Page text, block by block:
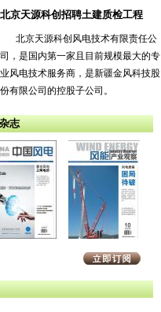
北京天源科创招聘土建质检工程
北京天源科创风电技术有限责任公
司，是国内第一家且目前规模最大的专
业风电技术服务商，是新疆金风科技股
份有限公司的控股子公司。
志